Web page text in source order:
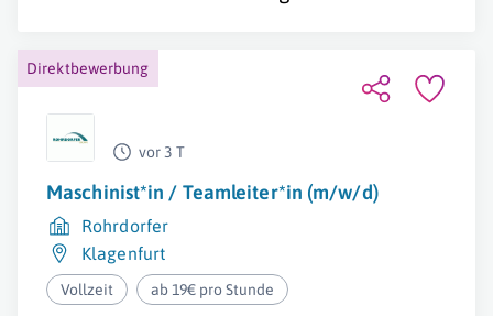
Direktbewerbung
vor 3 T
Maschinist*in / Teamleiter*in (m/w/d)
Rohrdorfer
Klagenfurt
Vollzeit ab 19€ pro Stunde